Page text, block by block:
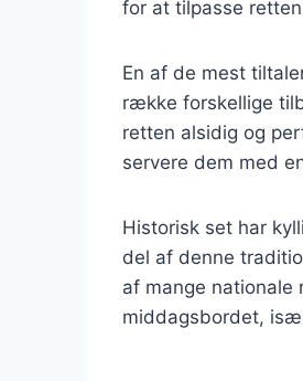
for at tilpasse
En af de mest
række forskellige
retten alsidig og
servere dem med
Historisk set har
del af denne
af mange nationale
middagsbordet,